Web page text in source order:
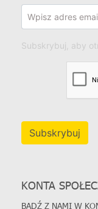
Wpisz adres
Subskrybuj, aby
Subskrybuj
KONTA
BĄDŹ Z NAMI W